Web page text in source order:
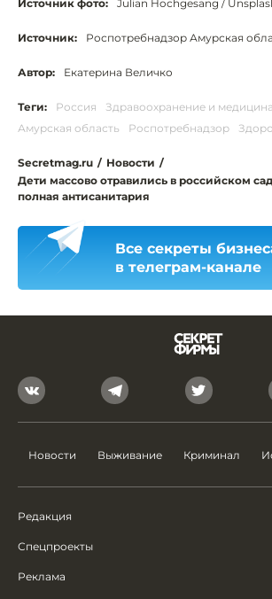
Источник фото: Julian Hochgesang /
Источник: Роспотребнадзор Амурская
Автор: Екатерина Величко
Теги: Россия
Здравоохранение и медицина
Амурская область
Роспотребнадзор
Secretmag.ru / Новости /
Дети массово отравились в российском
полная антисанитария
Все секреты
в телеграм-канале
Новости Выживание Криминал
Редакция
Спецпроекты
Реклама